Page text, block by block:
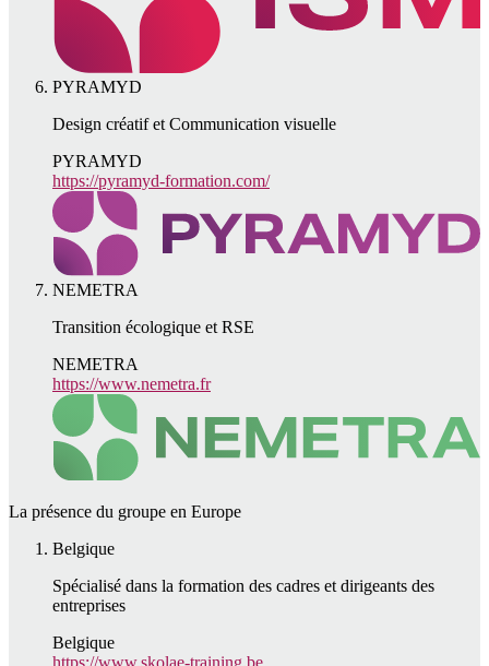
PYRAMYD
Design créatif et Communication visuelle
PYRAMYD
https://pyramyd-formation.com/
NEMETRA
Transition écologique et RSE
NEMETRA
https://www.nemetra.fr
La présence du groupe en Europe
Belgique
Spécialisé dans la formation des cadres et dirigeants des
entreprises
Belgique
https://www.skolae-training.be